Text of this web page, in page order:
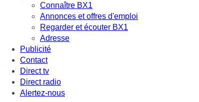
Connaître BX1
Annonces et offres d'emploi
Regarder et écouter BX1
Adresse
Publicité
Contact
Direct tv
Direct radio
Alertez-nous